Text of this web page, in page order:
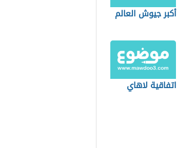
أكبر جيوش العالم
اتفاقية لاهاي